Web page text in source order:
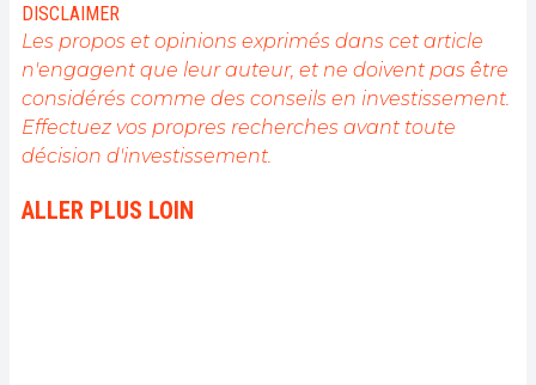
DISCLAIMER
Les propos et opinions exprimés dans cet article
n'engagent que leur auteur, et ne doivent pas être
considérés comme des conseils en investissement.
Effectuez vos propres recherches avant toute
décision d'investissement.
ALLER PLUS LOIN